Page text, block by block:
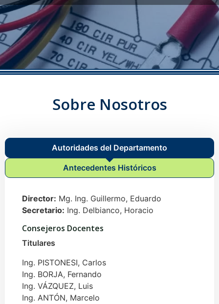
Sobre Nosotros
Autoridades del Departamento
Antecedentes Históricos
Director: Mg. Ing. Guillermo, Eduardo
Secretario: Ing. Delbianco, Horacio
Consejeros Docentes
Titulares
Ing. PISTONESI, Carlos
Ing. BORJA, Fernando
Ing. VÁZQUEZ, Luis
Ing. ANTÓN, Marcelo